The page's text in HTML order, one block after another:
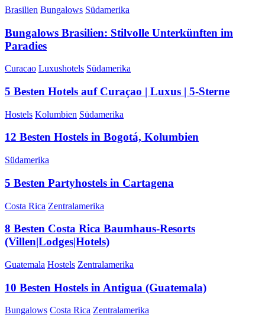
Brasilien Bungalows Südamerika
Bungalows Brasilien: Stilvolle Unterkünften im
Paradies
Curacao Luxushotels Südamerika
5 Besten Hotels auf Curaçao | Luxus | 5-Sterne
Hostels Kolumbien Südamerika
12 Besten Hostels in Bogotá, Kolumbien
Südamerika
5 Besten Partyhostels in Cartagena
Costa Rica Zentralamerika
8 Besten Costa Rica Baumhaus-Resorts
(Villen|Lodges|Hotels)
Guatemala Hostels Zentralamerika
10 Besten Hostels in Antigua (Guatemala)
Bungalows Costa Rica Zentralamerika